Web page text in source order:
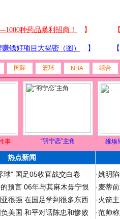
国际 篮球 NBA 综合
事 “羽宁恋”主角 维埃
热点新闻
球” 国足05收官战交白卷
预言 06年与其麻木毋宁恨
很强 在国足学到很多东西
美国 和平对话陈忠和惨败
·姚明
·麦蒂
·火箭
·范帅